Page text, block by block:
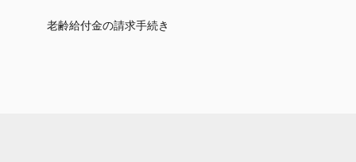
老齢給付金の請求手続き